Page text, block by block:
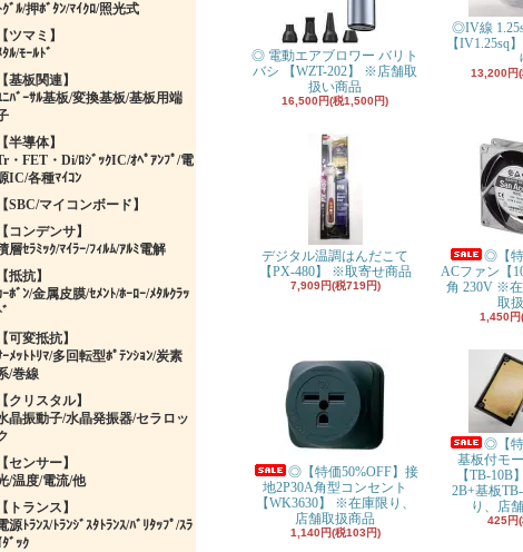
ﾄｸﾞﾙ/押ﾎﾞﾀﾝ/ﾏｲｸﾛ/照光式
【ツマミ】
ﾙ/ﾓｰﾙﾄﾞ
【基板関連】
ﾆﾊﾞｰｻﾙ基板/変換基板/基板用端
【半導体】
・FET・Di/ﾛｼﾞｯｸIC/ｵﾍﾟｱﾝﾌﾟ/電
IC/各種ﾏｲｺﾝ
【SBC/マイコンボード】
【コンデンサ】
層ｾﾗﾐｯｸ/ﾏｲﾗｰ/ﾌｨﾙﾑ/ｱﾙﾐ電解
【抵抗】
ｰﾎﾞﾝ/金属皮膜/ｾﾒﾝﾄ/ﾎｰﾛｰ/ﾒﾀﾙｸﾗｯ
ﾄﾞ
【可変抵抗】
ｰﾒｯﾄﾄﾘﾏ/多回転型ﾎﾟﾃﾝｼｮﾝ/炭素
/巻線
【クリスタル】
晶振動子/水晶発振器/セラロッ
【センサー】
/温度/電流/他
【トランス】
源ﾄﾗﾝｽ/ﾄﾗﾝｼﾞｽﾀﾄﾗﾝｽ/ﾊﾞﾘﾀｯﾌﾟ/ｽﾗ
ﾀﾞｯｸ
◎ 電動エアブロワー バリト
バシ 【WZT-202】 ※店舗取
扱い商品
16,500円(税1,500円)
◎IV線
【IV1.25sq
13,200円
デジタル温調はんだこて
【PX-480】 ※取寄せ商品
7,909円(税719円)
◎【特
ACファン【
角 230V ※
取
1,450円
◎【特価50%OFF】接
地2P30A角型コンセント
【WK3630】 ※在庫限り、
店舗取扱商品
1,140円(税103円)
◎【特
基板付モ
【TB-10B
2B+基板
り、店
425円